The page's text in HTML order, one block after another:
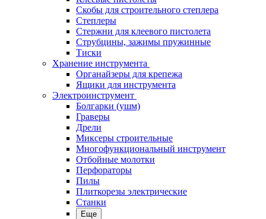
Скобы для строительного степлера
Степлеры
Стержни для клеевого пистолета
Струбцины, зажимы пружинные
Тиски
Хранение инструмента
Органайзеры для крепежа
Ящики для инструмента
Электроинструмент
Болгарки (ушм)
Граверы
Дрели
Миксеры строительные
Многофункциональный инструмент
Отбойные молотки
Перфораторы
Пилы
Плиткорезы электрические
Станки
Еще